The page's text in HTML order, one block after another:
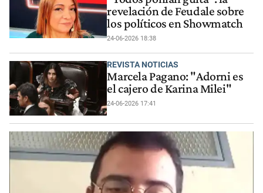
revelación de Feudale sobre
los políticos en Showmatch
24-06-2026 18:38
REVISTA NOTICIAS
Marcela Pagano: "Adorni es
el cajero de Karina Milei"
24-06-2026 17:41